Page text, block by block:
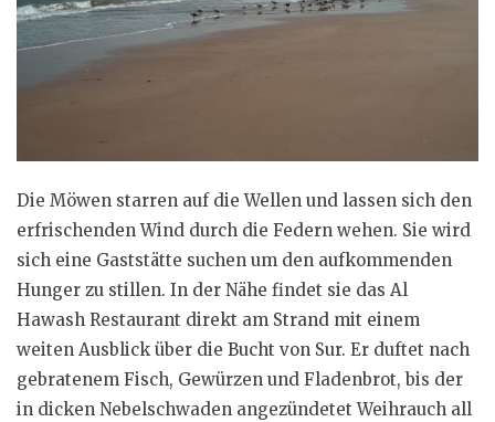
Die Möwen starren auf die Wellen und lassen sich den
erfrischenden Wind durch die Federn wehen. Sie wird
sich eine Gaststätte suchen um den aufkommenden
Hunger zu stillen. In der Nähe findet sie das Al
Hawash Restaurant direkt am Strand mit einem
weiten Ausblick über die Bucht von Sur. Er duftet nach
gebratenem Fisch, Gewürzen und Fladenbrot, bis der
in dicken Nebelschwaden angezündetet Weihrauch all